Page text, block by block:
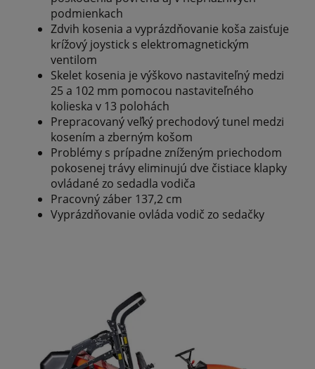
podmienkach
Zdvih kosenia a vyprázdňovanie koša zaisťuje
krížový joystick s elektromagnetickým
ventilom
Skelet kosenia je výškovo nastaviteľný medzi
25 a 102 mm pomocou nastaviteľného
kolieska v 13 polohách
Prepracovaný veľký prechodový tunel medzi
kosením a zberným košom
Problémy s prípadne zníženým priechodom
pokosenej trávy eliminujú dve čistiace klapky
ovládané zo sedadla vodiča
Pracovný záber 137,2 cm
Vyprázdňovanie ovláda vodič zo sedačky